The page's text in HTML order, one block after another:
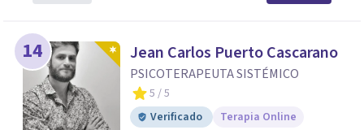
14 Jean Carlos Puerto Cascarano
PSICOTERAPEUTA SISTÉMICO
5 / 5
Verificado
Terapia Online